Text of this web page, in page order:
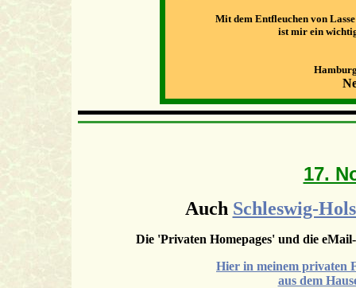
Mit dem Entfleuchen von
ist mir ein
17.
Auch Schleswig-
Die 'Privaten Homepages' und die
Hier in meinem privaten
aus dem